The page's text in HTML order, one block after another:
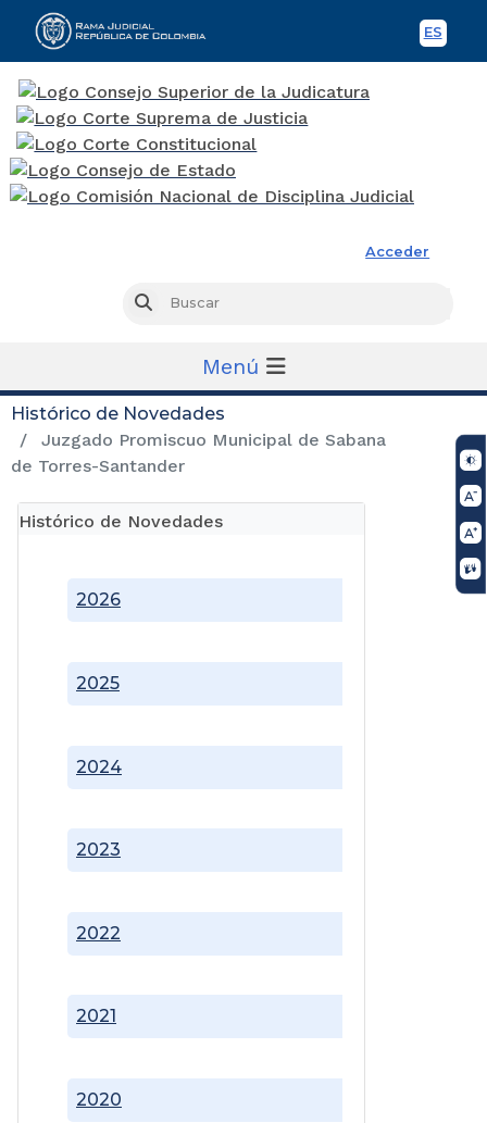
ES
Acceder
Buscar
Menú
Histórico de Novedades
Juzgado Promiscuo Municipal de Sabana
de Torres-Santander
Histórico de Novedades
2020
2021
2022
2023
2024
2025
2026